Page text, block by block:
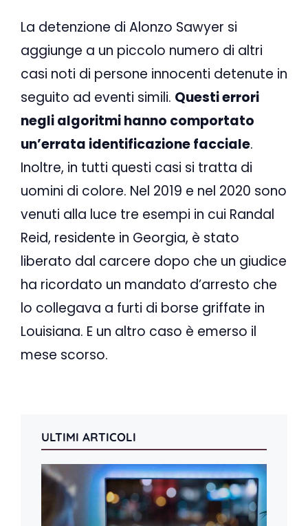
La detenzione di Alonzo Sawyer si
aggiunge a un piccolo numero di altri
casi noti di persone innocenti detenute in
seguito ad eventi simili. Questi errori
negli algoritmi hanno comportato
un’errata identificazione facciale.
Inoltre, in tutti questi casi si tratta di
uomini di colore. Nel 2019 e nel 2020 sono
venuti alla luce tre esempi in cui Randal
Reid, residente in Georgia, è stato
liberato dal carcere dopo che un giudice
ha ricordato un mandato d’arresto che
lo collegava a furti di borse griffate in
Louisiana. E un altro caso è emerso il
mese scorso.
ULTIMI ARTICOLI